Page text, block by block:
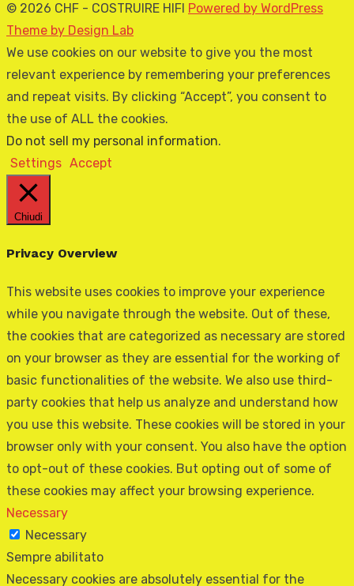
© 2026 CHF - COSTRUIRE HIFI Powered by WordPress
Theme by Design Lab
We use cookies on our website to give you the most
relevant experience by remembering your preferences
and repeat visits. By clicking “Accept”, you consent to
the use of ALL the cookies.
Do not sell my personal information.
Settings Accept
Chiudi
Privacy Overview
This website uses cookies to improve your experience
while you navigate through the website. Out of these,
the cookies that are categorized as necessary are stored
on your browser as they are essential for the working of
basic functionalities of the website. We also use third-
party cookies that help us analyze and understand how
you use this website. These cookies will be stored in your
browser only with your consent. You also have the option
to opt-out of these cookies. But opting out of some of
these cookies may affect your browsing experience.
Necessary
Necessary
Sempre abilitato
Necessary cookies are absolutely essential for the